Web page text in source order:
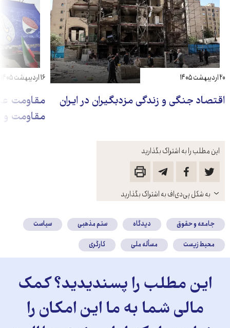
این مطلب را به اشتراک بگذارید
باز
کنید
به شکل پی‌دی‌اف به اشتراک بگذارید
اقتصاد جنگی و زندگی مزدبگیران در ایران
۲۰ اردیبهشت ۱۴۰۵
مقاومت
مقاومت و
۱۶ اردیبهشت ۱۴۰۵
جامعه و حقوق دیدگاه ستم مذهبی
سیاست
محیط زیست
مسأله ملی کارگری
این مطلب را پسندیدید؟ کمک
مالی شما به ما این امکان را